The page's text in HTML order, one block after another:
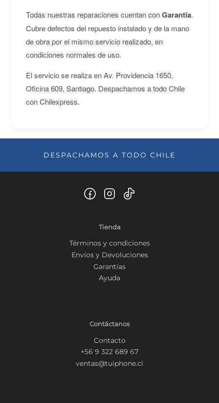
Todas nuestras reparaciones cuentan conGarantía.
Cubre defectos del repuesto instalado y de la mano
de obra por el mismo servicio realizado, en
condiciones normales de uso.
El servicio se realiza en Av. Providencia 1650,
Oficina 609, Santiago. Despachamos a todo Chile
con Chilexpress.
DESPACHAMOS A TODO CHILE
Tienda
Términos y condiciones
Envíos y Devoluciones
Garantías
Ayuda
Contáctanos
Contacto
+56 9 322 689 67
ventas@tuiphone.cl